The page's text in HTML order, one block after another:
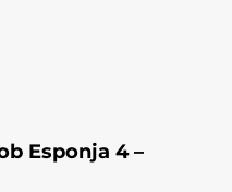
Esponja 4 –